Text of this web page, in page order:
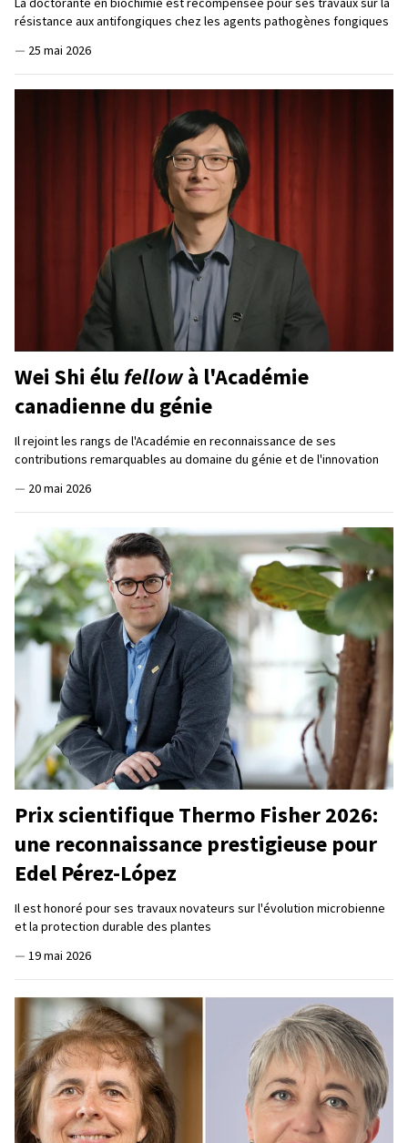
résistance aux antifongiques chez les agents pathogènes fongiques
— 25 mai 2026
Wei Shi élu fellowà l'Académie
canadienne du génie
Il rejoint les rangs de l'Académie en reconnaissance de ses
contributions remarquables au domaine du génie et de l'innovation
— 20 mai 2026
Prix scientifique Thermo Fisher 2026:
une reconnaissance prestigieuse pour
Edel Pérez-López
Il est honoré pour ses travaux novateurs sur l'évolution microbienne
et la protection durable des plantes
— 19 mai 2026